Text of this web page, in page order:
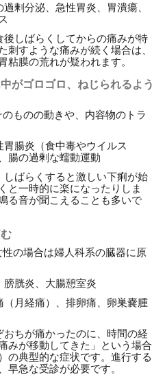
過剰分泌、急性胃炎、胃潰瘍、
後しばらくしてからの痛みが特
刺すような痛みが続く場合は、
粘膜の荒れが疑われます。
がゴロゴロ、ねじられるよう
ものの動きや、内容物のトラ
胃腸炎（食中毒やウイルス
腸の過剰な蠕動運動
しばらくすると激しい下痢が始
と一時的に楽になったりしま
る音が聞こえることも多いで
の場合は婦人科系の臓器に原
膀胱炎、大腸憩室炎
（月経痛）、排卵痛、卵巣嚢腫
おちが痛かったのに、時間の経
みが移動してきた」という場合
の典型的な症状です。進行する
早急な受診が必要です。